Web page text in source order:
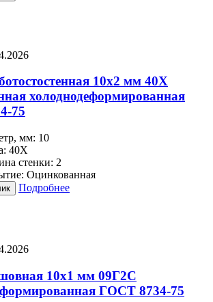
10х2 мм 40Х
холоднодеформированная
75
мм: 10
40Х
стенки: 2
Оцинкованная
Подробнее
10х1 мм 09Г2С
ГОСТ 8734-75